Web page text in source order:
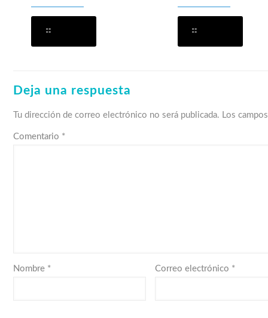
Deja una respuesta
Tu dirección de correo electrónico no será publicada. Los
Comentario *
Nombre * Correo electrónico *